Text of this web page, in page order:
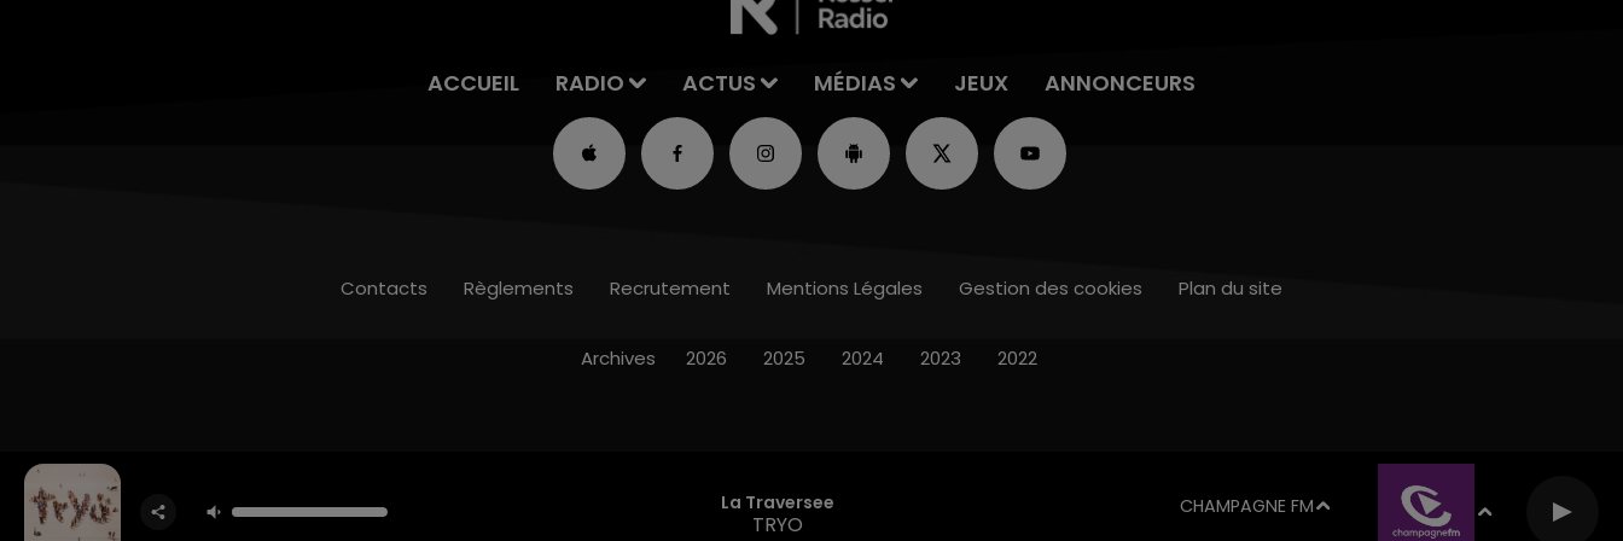
ACCUEIL RADIO ACTUS MÉDIAS JEUX ANNONCEURS
La Traversee
TRYO
CHAMPAGNE FM
Contacts Règlements Recrutement Mentions Légales Gestion des cookies Plan du site
Archives 2026 2025 2024 2023 2022